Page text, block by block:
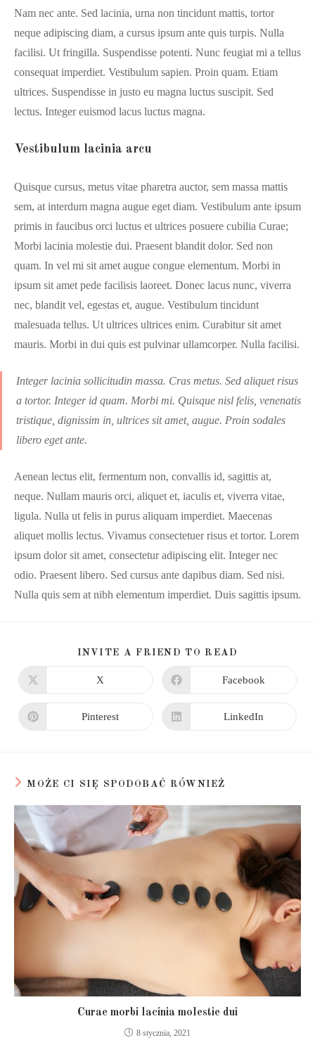
Nam nec ante. Sed lacinia, urna non tincidunt mattis, tortor
neque adipiscing diam, a cursus ipsum ante quis turpis. Nulla
facilisi. Ut fringilla. Suspendisse potenti. Nunc feugiat mi a tellus
consequat imperdiet. Vestibulum sapien. Proin quam. Etiam
ultrices. Suspendisse in justo eu magna luctus suscipit. Sed
lectus. Integer euismod lacus luctus magna.
Vestibulum lacinia arcu
Quisque cursus, metus vitae pharetra auctor, sem massa mattis
sem, at interdum magna augue eget diam. Vestibulum ante ipsum
primis in faucibus orci luctus et ultrices posuere cubilia Curae;
Morbi lacinia molestie dui. Praesent blandit dolor. Sed non
quam. In vel mi sit amet augue congue elementum. Morbi in
ipsum sit amet pede facilisis laoreet. Donec lacus nunc, viverra
nec, blandit vel, egestas et, augue. Vestibulum tincidunt
malesuada tellus. Ut ultrices ultrices enim. Curabitur sit amet
mauris. Morbi in dui quis est pulvinar ullamcorper. Nulla facilisi.
Integer lacinia sollicitudin massa. Cras metus. Sed aliquet risus
a tortor. Integer id quam. Morbi mi. Quisque nisl felis, venenatis
tristique, dignissim in, ultrices sit amet, augue. Proin sodales
libero eget ante.
Aenean lectus elit, fermentum non, convallis id, sagittis at,
neque. Nullam mauris orci, aliquet et, iaculis et, viverra vitae,
ligula. Nulla ut felis in purus aliquam imperdiet. Maecenas
aliquet mollis lectus. Vivamus consectetuer risus et tortor. Lorem
ipsum dolor sit amet, consectetur adipiscing elit. Integer nec
odio. Praesent libero. Sed cursus ante dapibus diam. Sed nisi.
Nulla quis sem at nibh elementum imperdiet. Duis sagittis ipsum.
INVITE A FRIEND TO READ
X Facebook
Pinterest LinkedIn
MOŻE CI SIĘ SPODOBAĆ RÓWNIEŻ
Curae morbi lacinia molestie dui
8 stycznia, 2021